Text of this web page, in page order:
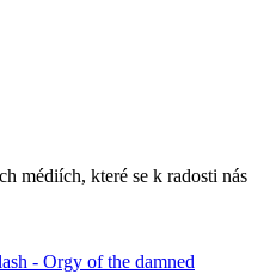
médiích, které se k radosti nás
- Orgy of the damned